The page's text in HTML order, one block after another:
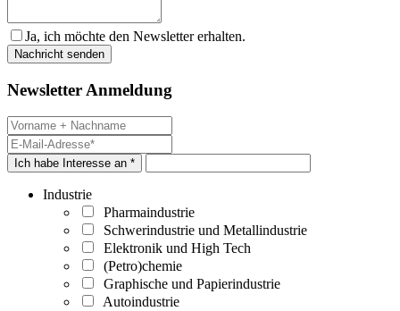
Ja, ich möchte den Newsletter erhalten.
Newsletter Anmeldung
Ich habe Interesse an *
Industrie
Pharmaindustrie
Schwerindustrie und Metallindustrie
Elektronik und High Tech
(Petro)chemie
Graphische und Papierindustrie
Autoindustrie